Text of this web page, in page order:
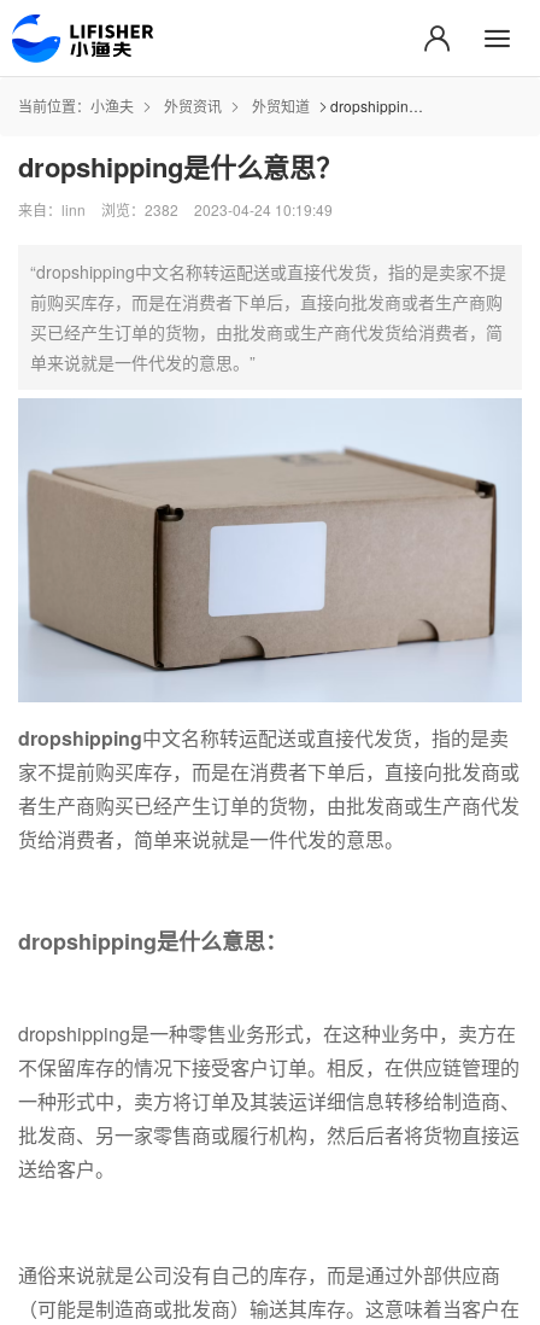
当前位置： 小渔夫 外贸资讯 外贸知道 dropshipping是什么意思？
dropshipping是什么意思？
来自：linn 浏览：2382 2023-04-24 10:19:49
“dropshipping中文名称转运配送或直接代发货，指的是卖家不提
前购买库存，而是在消费者下单后，直接向批发商或者生产商购
买已经产生订单的货物，由批发商或生产商代发货给消费者，简
单来说就是一件代发的意思。”
dropshipping中文名称转运配送或直接代发货，指的是卖
家不提前购买库存，而是在消费者下单后，直接向批发商或
者生产商购买已经产生订单的货物，由批发商或生产商代发
货给消费者，简单来说就是一件代发的意思。
dropshipping是什么意思：
dropshipping是一种零售业务形式，在这种业务中，卖方在
不保留库存的情况下接受客户订单。相反，在供应链管理的
一种形式中，卖方将订单及其装运详细信息转移给制造商、
批发商、另一家零售商或履行机构，然后后者将货物直接运
送给客户。
通俗来说就是公司没有自己的库存，而是通过外部供应商
（可能是制造商或批发商）输送其库存。这意味着当客户在